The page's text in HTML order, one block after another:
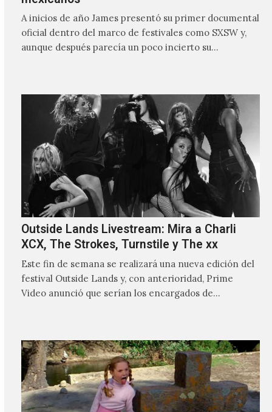
A inicios de año James presentó su primer documental
oficial dentro del marco de festivales como SXSW y,
aunque después parecía un poco incierto su…
Outside Lands Livestream: Mira a Charli
XCX, The Strokes, Turnstile y The xx
Este fin de semana se realizará una nueva edición del
festival Outside Lands y, con anterioridad, Prime
Video anunció que serían los encargados de